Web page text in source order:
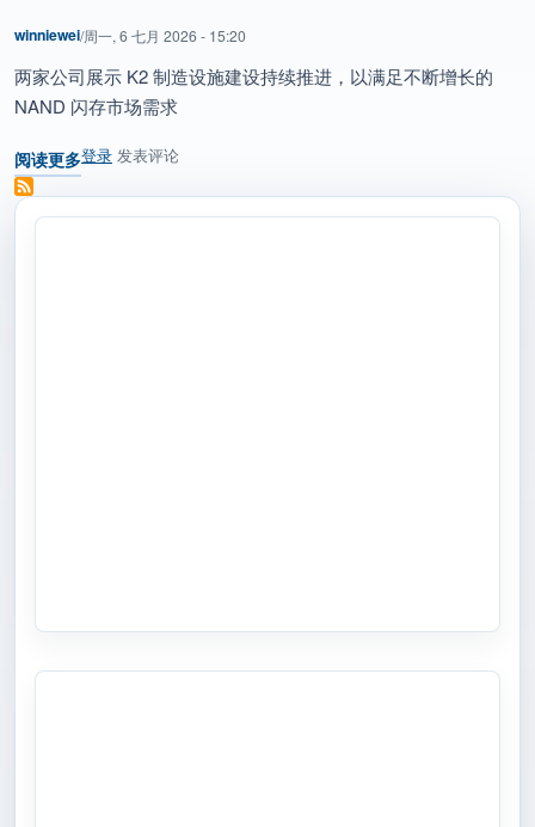
winniewei/周一, 6 七月 2026 - 15:20
两家公司展示 K2 制造设施建设持续推进，以满足不断增长的
NAND 闪存市场需求
阅读更多
关于 Kioxia 与 Sandisk 在北上工厂 Fab2 启动第十代 3D 闪存产品生
登录 发表评论